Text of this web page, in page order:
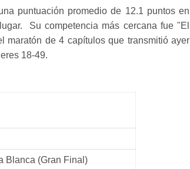
puntuación promedio de 12.1 puntos en
Su competencia más cercana fue "El
de 4 capítulos que transmitió ayer
18-49.
Blanca (Gran Final)